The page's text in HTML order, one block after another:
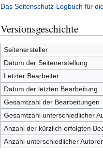
Das Seitenschutz-Logbuch für
Versionsgeschichte
Seitenersteller
Datum der Seitenerstellung
Letzter Bearbeiter
Datum der letzten Bearbeitung
Gesamtzahl der Bearbeitungen
Gesamtzahl unterschiedlicher
Anzahl der kürzlich erfolgten
Anzahl unterschiedlicher